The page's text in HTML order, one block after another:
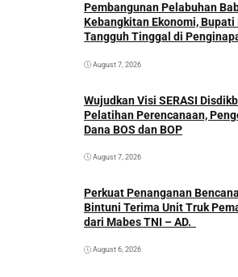
Pembangunan Pelabuhan
Kebangkitan Ekonomi,
Tangguh Tinggal di
August 7, 2026
Wujudkan Visi SERASI
Pelatihan Perencanaan,
Dana BOS dan BOP
August 7, 2026
Perkuat Penanganan
Bintuni Terima Unit Truk
August 6, 2026